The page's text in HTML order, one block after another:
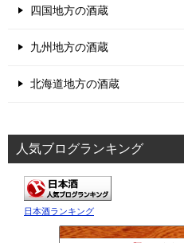
四国地方の酒蔵
九州地方の酒蔵
北海道地方の酒蔵
人気ブログランキング
日本酒ランキング